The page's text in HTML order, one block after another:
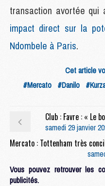
transaction avortée qui
impact direct sur la
Ndombele à Paris.
Cet article
#Mercato #Danilo
samedi 29 janvier
Vous pouvez retrouver les
publicités.